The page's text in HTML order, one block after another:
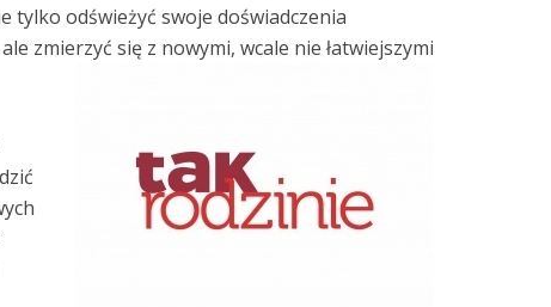
tylko odświeżyć swoje doświadczenia
zmierzyć się z nowymi, wcale nie łatwiejszymi